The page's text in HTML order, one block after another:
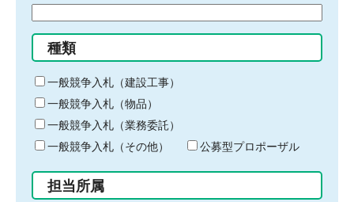
る
キ
ー
ワ
ー
ド
入
力
種類
一般競争入札（建設工事）
一般競争入札（物品）
一般競争入札（業務委託）
一般競争入札（その他）
公募型プロポーザル
担当所属